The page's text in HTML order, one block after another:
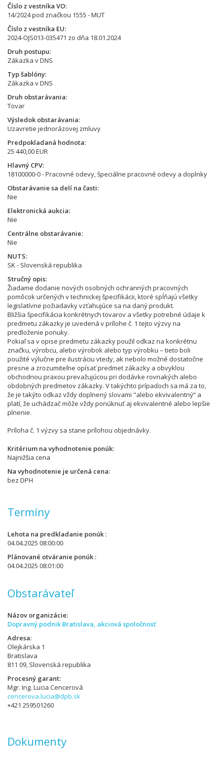
Číslo z vestníka VO
14/2024 pod značkou 1555 - MUT
Číslo z vestníka EU
2024-OJS013-035471 zo dňa 18.01.2024
Druh postupu
Zákazka v DNS
Typ šablóny
Zákazka v DNS
Druh obstarávania
Tovar
Výsledok obstarávania
Uzavretie jednorázovej zmluvy
Predpokladaná hodnota
25 440,00 EUR
Hlavný CPV
18100000-0 - Pracovné odevy, špeciálne pracovné odevy a doplnky
Obstarávanie sa delí na časti
Nie
Elektronická aukcia
Nie
Centrálne obstarávanie
Nie
NUTS
SK - Slovenská republika
Stručný opis
Žiadame dodanie nových osobných ochranných pracovných
pomôcok určených v technickej špecifikácii, ktoré spĺňajú všetky
legislatívne požiadavky vzťahujúce sa na daný produkt.
Bližšia špecifikácia konkrétnych tovarov a všetky potrebné údaje k
predmetu zákazky je uvedená v prílohe č. 1 tejto výzvy na
predloženie ponuky.
Pokiaľ sa v opise predmetu zákazky použil odkaz na konkrétnu
značku, výrobcu, alebo výrobok alebo typ výrobku – tieto boli
použité výlučne pre ilustráciu vtedy, ak nebolo možné dostatočne
presne a zrozumiteľne opísať predmet zákazky a obvyklou
obchodnou praxou prevažujúcou pri dodávke rovnakých alebo
obdobných predmetov zákazky. V takýchto prípadoch sa má za to,
že je takýto odkaz vždy doplnený slovami "alebo ekvivalentný“ a
platí, že uchádzač môže vždy ponúknuť aj ekvivalentné alebo lepšie
plnenie.
Príloha č. 1 výzvy sa stane prílohou objednávky.
Kritérium na vyhodnotenie ponúk
Najnižšia cena
Na vyhodnotenie je určená cena
bez DPH
Termíny
Lehota na predkladanie ponúk
04.04.2025 08:00:00
Plánované otváranie ponúk
04.04.2025 08:01:00
Obstarávateľ
Názov organizácie
Dopravný podnik Bratislava, akciová spoločnosť
Adresa
Olejkárska 1
Bratislava
811 09, Slovenská republika
Procesný garant
Mgr. Ing. Lucia Cencerová
cencerova.lucia@dpb.sk
+421 259501260
Dokumenty